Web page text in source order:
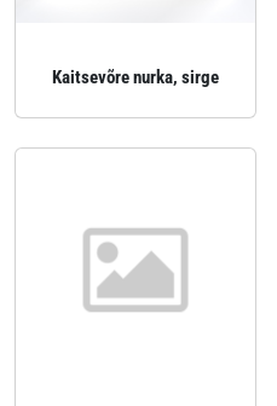
Kaitsevõre nurka, sirge